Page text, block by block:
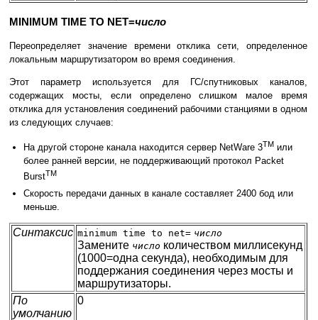
MINIMUM TIME TO NET=число
Переопределяет значение времени отклика сети, определенное
локальным маршрутизатором во время соединения.
Этот параметр используется для ГС/спутниковых каналов,
содержащих мосты, если определено слишком малое время
отклика для установления соединений рабочими станциями в одном
из следующих случаев:
На другой стороне канала находится сервер NetWare 3TM или
более ранней версии, не поддерживающий протокол Packet
BurstTM
Скорость передачи данных в канале составляет 2400 бод или
меньше.
Синтаксис minimum time to net= число
Замените число количеством миллисекунд
(1000=одна секунда), необходимым для
поддержания соединения через мосты и
маршрутизаторы.
По
умолчанию
0